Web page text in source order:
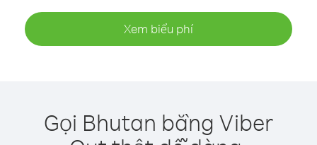
Xem biểu phí
Gọi Bhutan bằng Viber